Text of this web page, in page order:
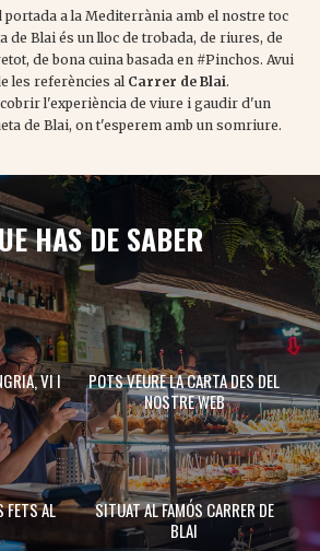
a la Mediterrània amb el nostre toc
de Blai és un lloc de trobada, de riures, de
de bona cuina basada en #Pinchos. Avui
les referències al Carrer de Blai.
l'experiència de viure i gaudir d'un
de Blai, on t'esperem amb un somriure.
HAS DE SABER
VI I
POTS VEURE LA CARTA DES DEL
NOSTRE WEB
FETS AL
SITUAT AL FAMÓS CARRER DE
BLAI